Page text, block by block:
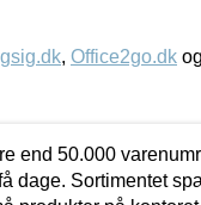
, Office2go.dk og
end 50.000
dage. Sortimentet